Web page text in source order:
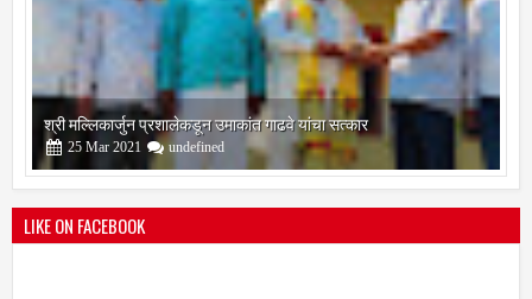
श्री मल्लिकार्जुन प्रशालेकडून उमाकांत गाढवे यांचा सत्कार
25 Mar 2021 undefined
LIKE ON FACEBOOK